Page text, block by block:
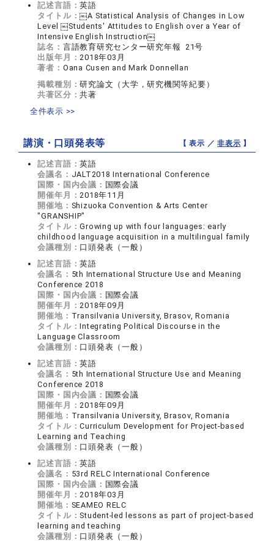
記述言語：英語
タイトル：￼A Statistical Analysis of Changes in Low
Level ￼Students' Attitudes to English over a Year of
Intensive English Instruction￼
誌名： 言語教育研究センター研究年報 21号
出版年月：2018年03月
著者： Oana Cusen and Mark Donnellan
掲載種別：研究論文（大学，研究機関等紀要）
共著区分：共著
全件表示 >>
講演・口頭発表等 【 表示 ／非表示 】
記述言語：英語
会議名： JALT2018 International Conference
国際・国内会議： 国際会議
開催年月：2018年11月
開催地： Shizuoka Convention & Arts Center
"GRANSHIP"
タイトル：Growing up with four languages: early
childhood language acquisition in a multilingual family
会議種別： 口頭発表（一般）
記述言語：英語
会議名： 5th International Structure Use and Meaning
Conference 2018
国際・国内会議： 国際会議
開催年月：2018年09月
開催地： Transilvania University, Brasov, Romania
タイトル：Integrating Political Discourse in the
Language Classroom
会議種別： 口頭発表（一般）
記述言語：英語
会議名： 5th International Structure Use and Meaning
Conference 2018
国際・国内会議： 国際会議
開催年月：2018年09月
開催地： Transilvania University, Brasov, Romania
タイトル：Curriculum Development for Project-based
Learning and Teaching
会議種別： 口頭発表（一般）
記述言語：英語
会議名： 53rd RELC International Conference
国際・国内会議： 国際会議
開催年月：2018年03月
開催地： SEAMEO RELC
タイトル： Student-led lessons as part of project-based
learning and teaching
会議種別： 口頭発表（一般）